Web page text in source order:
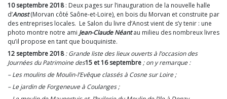
10 septembre 2018: Deux pages sur l’inauguration de la nouvelle halle
d’Anost(Morvan côté Saône-et-Loire), en bois du Morvan et construite par
des entreprises locales. Le Salon du livre d’Anost vient de s’y tenir : une
photo montre notre ami Jean-Claude Néantau milieu des nombreux livres
qu’il propose en tant que bouquiniste.
12 septembre 2018: Grande liste des lieux ouverts à l’occasion des
Journées du Patrimoine des15 et 16 septembre ; on y remarque :
– Les moulins de Moulin-l’Evêque classés à Cosne sur Loire ;
– Le jardin de Forgeneuve à Coulanges ;